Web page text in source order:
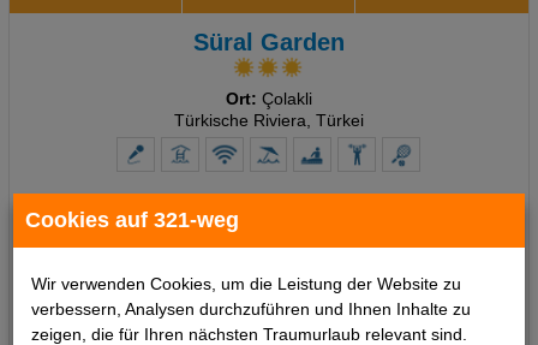
Cookies auf 321-weg
Wir verwenden Cookies, um die Leistung der Website zu
verbessern, Analysen durchzuführen und Ihnen Inhalte zu
zeigen, die für Ihren nächsten Traumurlaub relevant sind.
Süral Garden
Ort: Çolakli
Türkische Riviera, Türkei
7 Tage Doppelzimmer, All Inclusive
ab
Termine